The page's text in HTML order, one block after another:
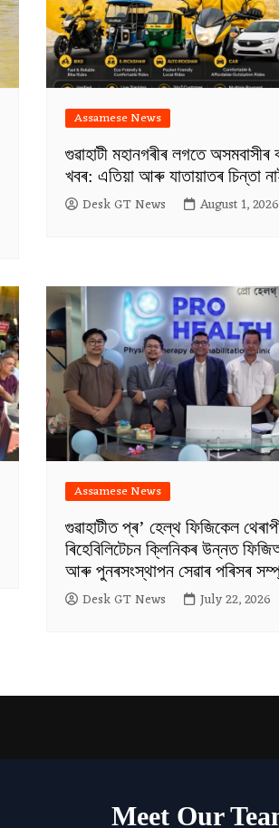
Assamese News
গুৱাহাটী মহানগৰীৰ লগতে অসমবাসীৰ
খবৰ: এতিয়া আৰু যাতায়াতৰ চিন্তা
Desk GT News August 1, 2026
Assamese News
গুৱাহাটীত প্ৰ’ হেল্থ ফিজিকেল
ৰিহেবিলিটেচন ক্লিনিকৰ উন্নত
আৰু পুনৰসংস্থাপন সেৱাৰ পৰিসৰ
Desk GT News July 22, 2026
Meet Our